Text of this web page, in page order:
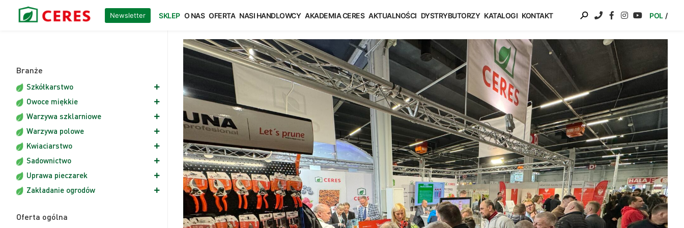
Ceres.pl
Gardening is our passion
Newsletter SKLEP O NAS OFERTA NASI HANDLOWCY AKADEMIA CERES AKTUALNOŚCI DYSTRYBUTORZY KATALOGI KONTAKT POL
Ceres / Podsumowanie Targi Sadownictwa i Warzywnictwa 2024
Branże
Szkółkarstwo
Owoce miękkie
Warzywa szklarniowe
Warzywa polowe
Kwiaciarstwo
Sadownictwo
Uprawa pieczarek
Zakładanie ogrodów
Oferta ogólna